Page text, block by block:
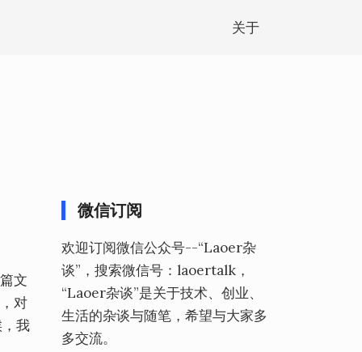
关于
文
对
我
微信订阅
欢迎订阅微信公众号--“Laoer杂
谈”，搜索微信号：laoertalk，
“Laoer杂谈”是关于技术、创业、
生活的杂谈与随笔，希望与大家多
多交流。